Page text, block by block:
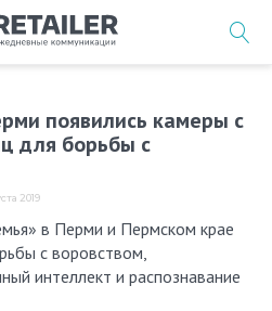
появились камеры с
для борьбы с
2019
с воровством,
интеллект и распознавание